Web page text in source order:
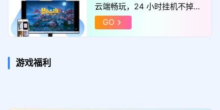
云端畅玩，24 小时挂机不掉
线，点击体验！
GO
游戏福利